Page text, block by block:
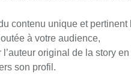
contenu unique et pertinent
à votre audience,
l’auteur original de la story
son profil.